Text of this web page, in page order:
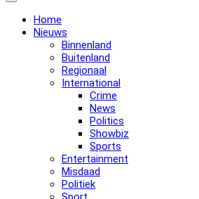
Home
Nieuws
Binnenland
Buitenland
Regionaal
International
Crime
News
Politics
Showbiz
Sports
Entertainment
Misdaad
Politiek